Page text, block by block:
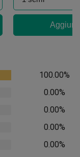
100.00%
0.00%
0.00%
0.00%
0.00%